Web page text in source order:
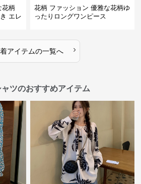
花柄
エレ
花柄 ファッション 優雅な花柄ゆ
ったりロングワンピース
アイテムの一覧へ ›
ツのおすすめアイテム